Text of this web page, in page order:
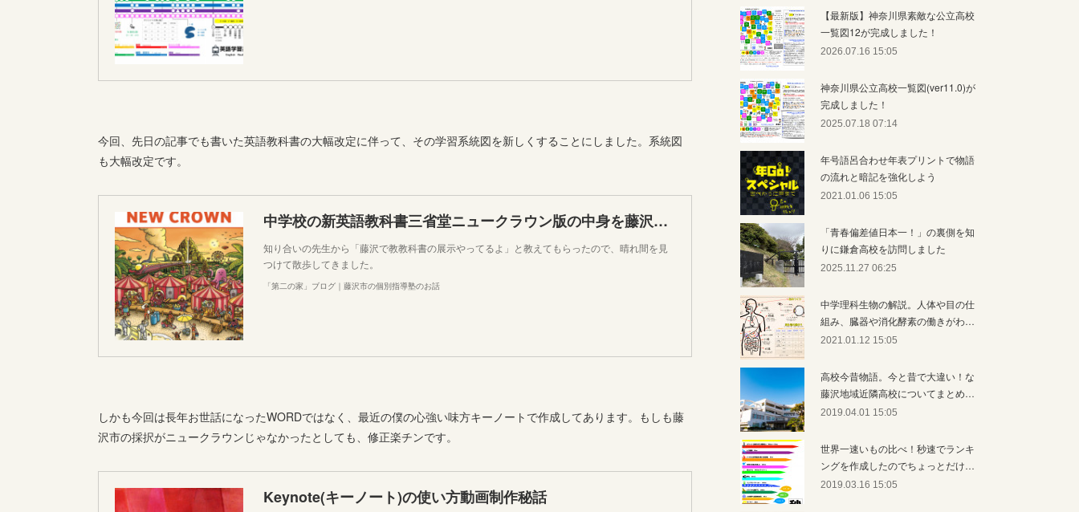
今回、先日の記事でも書いた英語教科書の大幅改定に伴って、その学習系統図を新しくすることにしました。系統図
も大幅改定です。
中学校の新英語教科書三省堂ニュークラウン版の中身を藤沢合同庁舎にて確認してきました
知り合いの先生から「藤沢で教教科書の展示やってるよ」と教えてもらったので、晴れ間を見
つけて散歩してきました。
「第二の家」ブログ｜藤沢市の個別指導塾のお話
しかも今回は長年お世話になったWORDではなく、最近の僕の心強い味方キーノートで作成してあります。もしも藤
沢市の採択がニュークラウンじゃなかったとしても、修正楽チンです。
Keynote(キーノート)の使い方動画制作秘話
【最新版】神奈川県素敵な公立高校
一覧図12が完成しました！
2026.07.16 15:05
神奈川県公立高校一覧図(ver11.0)が
完成しました！
2025.07.18 07:14
年号語呂合わせ年表プリントで物語
の流れと暗記を強化しよう
2021.01.06 15:05
「青春偏差値日本一！」の裏側を知
りに鎌倉高校を訪問しました
2025.11.27 06:25
中学理科生物の解説。人体や目の仕
組み、臓器や消化酵素の働きがわ…
2021.01.12 15:05
高校今昔物語。今と昔で大違い！な
藤沢地域近隣高校についてまとめ…
2019.04.01 15:05
世界一速いもの比べ！秒速でランキ
ングを作成したのでちょっとだけ…
2019.03.16 15:05